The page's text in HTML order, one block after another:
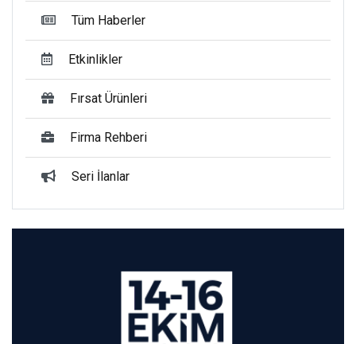
Tüm Haberler
Etkinlikler
Fırsat Ürünleri
Firma Rehberi
Seri İlanlar